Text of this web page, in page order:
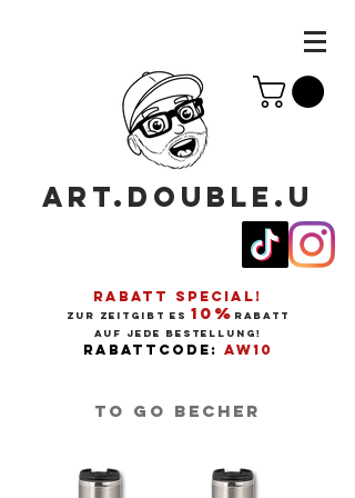
ART.DOUBLE.U
RABATT SPECIAL!
ZUR ZEITGIBT ES 10% RABATT
AUF JEDE BESTELLUNG!
RABATTCODE: AW10
TO GO BECHER